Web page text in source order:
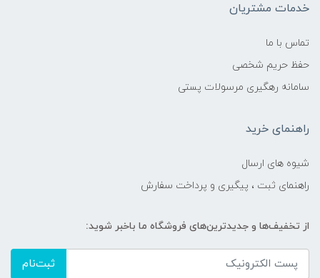
خدمات مشتریان
تماس با ما
حفظ حریم شخصی
سامانه رهگیری مرسولات پستی
راهنمای خرید
شیوه های ارسال
راهنمای ثبت ، پیگیری و پرداخت سفارش
از تخفیف‌ها و جدیدترین‌های فروشگاه ما باخبر شوید:
ثبت‌نام